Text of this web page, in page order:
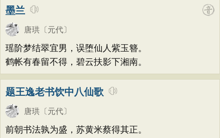
卓文君
纳兰性德
墨兰
唐珙 〔元代〕
瑶阶梦结翠宜男，误堕仙人紫玉簪。
鹤帐有春留不得，碧云扶影下湘南。
题王逸老书饮中八仙歌
唐珙 〔元代〕
前朝书法孰为盛，苏黄米蔡得其正。